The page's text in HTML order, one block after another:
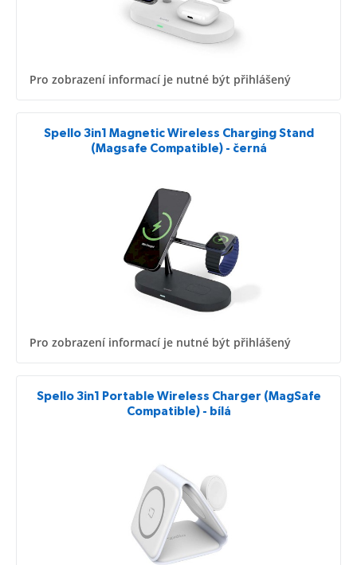
Pro zobrazení informací je nutné být přihlášený
Spello 3in1 Magnetic Wireless Charging Stand
(Magsafe Compatible) - černá
Pro zobrazení informací je nutné být přihlášený
Spello 3in1 Portable Wireless Charger (MagSafe
Compatible) - bílá